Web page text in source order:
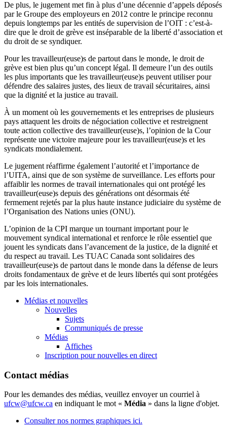
De plus, le jugement met fin à plus d’une décennie d’appels déposés
par le Groupe des employeurs en 2012 contre le principe reconnu
depuis longtemps par les entités de supervision de l’OIT : c’est-à-
dire que le droit de grève est inséparable de la liberté d’association et
du droit de se syndiquer.
Pour les travailleur(euse)s de partout dans le monde, le droit de
grève est bien plus qu’un concept légal. Il demeure l’un des outils
les plus importants que les travailleur(euse)s peuvent utiliser pour
défendre des salaires justes, des lieux de travail sécuritaires, ainsi
que la dignité et la justice au travail.
À un moment où les gouvernements et les entreprises de plusieurs
pays attaquent les droits de négociation collective et restreignent
toute action collective des travailleur(euse)s, l’opinion de la Cour
représente une victoire majeure pour les travailleur(euse)s et les
syndicats mondialement.
Le jugement réaffirme également l’autorité et l’importance de
l’UITA, ainsi que de son système de surveillance. Les efforts pour
affaiblir les normes de travail internationales qui ont protégé les
travailleur(euse)s depuis des générations ont désormais été
fermement rejetés par la plus haute instance judiciaire du système de
l’Organisation des Nations unies (ONU).
L’opinion de la CPI marque un tournant important pour le
mouvement syndical international et renforce le rôle essentiel que
jouent les syndicats dans l’avancement de la justice, de la dignité et
du respect au travail. Les TUAC Canada sont solidaires des
travailleur(euse)s de partout dans le monde dans la défense de leurs
droits fondamentaux de grève et de leurs libertés qui sont protégées
par les lois internationales.
Médias et nouvelles
Nouvelles
Sujets
Communiqués de presse
Médias
Affiches
Inscription pour nouvelles en direct
Contact médias
Pour les demandes des médias, veuillez envoyer un courriel à
ufcw@ufcw.ca en indiquant le mot « Média » dans la ligne d'objet.
Consulter nos normes graphiques ici.